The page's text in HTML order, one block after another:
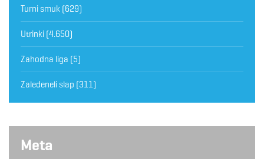
Turni smuk (629)
Utrinki (4.650)
Zahodna liga (5)
Zaledeneli slap (311)
Meta